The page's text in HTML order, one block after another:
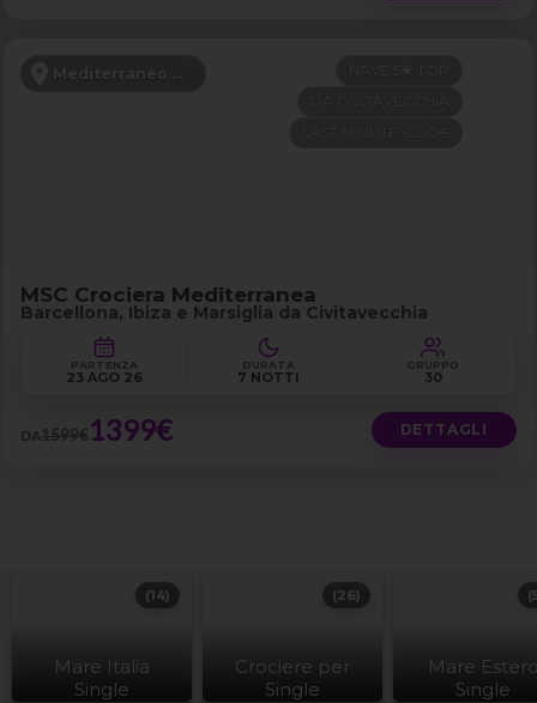
Mediterraneo Occidentale
NAVE 5★ TOP
MSC Crociera Mediterranea
Barcellona, Ibiza e Marsiglia da Civitavecchia
PARTENZA
23 AGO 26
DURATA
7 NOTTI
GRUPPO
30
DA1599€1399€ DETTAGLI
Mare Italia
Single
(14)
Crociere per
Single
(26)
Mare
Single